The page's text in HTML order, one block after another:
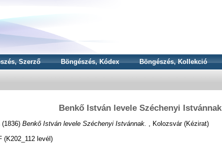
Szerző Böngészés, Kódex Böngészés, Kollekció
Benkő István levele Széchenyi Istvánnak
(1836) Benkő István levele Széchenyi Istvánnak. , Kolozsvár (Kézirat)
(K202_112 levél)